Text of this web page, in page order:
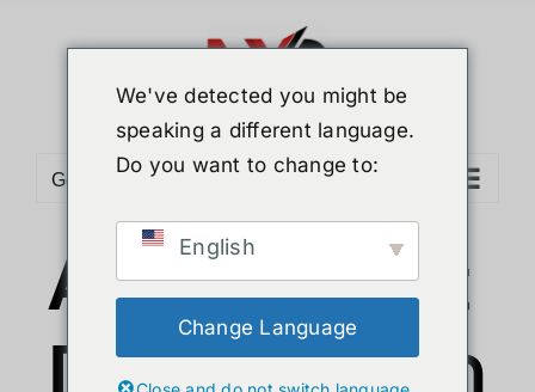
Go to...
Azure Kinect
We've detected you might be
speaking a different language.
Do you want to change to:
English
Change Language